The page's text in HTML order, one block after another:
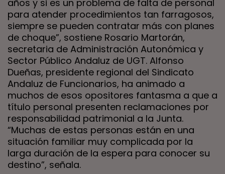
años y si es un problema de falta de personal
para atender procedimientos tan farragosos,
siempre se pueden contratar más con planes
de choque”, sostiene Rosario Martorán,
secretaria de Administración Autonómica y
Sector Público Andaluz de UGT. Alfonso
Dueñas, presidente regional del Sindicato
Andaluz de Funcionarios, ha animado a
muchos de esos opositores fantasma a que a
título personal presenten reclamaciones por
responsabilidad patrimonial a la Junta.
“Muchas de estas personas están en una
situación familiar muy complicada por la
larga duración de la espera para conocer su
destino”, señala.